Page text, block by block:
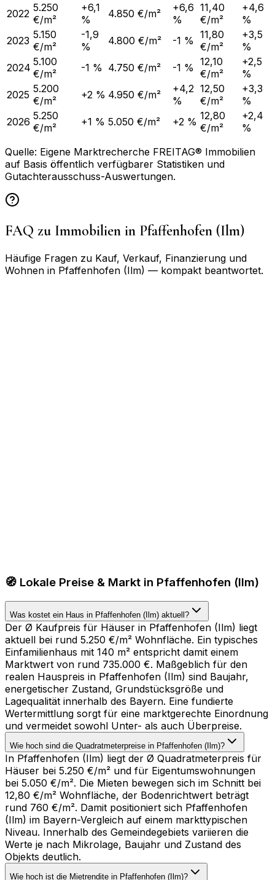
2022 5.250
€/m²
+6,1
%
4.850 €/m²
+6,6
%
11,40
€/m²
+4,6
%
2023 5.150
€/m²
-1,9
%
4.800 €/m² -1 % 11,80
€/m²
+3,5
%
2024 5.100
€/m²
-1 % 4.750 €/m² -1 % 12,10
€/m²
+2,5
%
2025 5.200
€/m²
+2 % 4.950 €/m²
+4,2
%
12,50
€/m²
+3,3
%
2026 5.250
€/m²
+1 % 5.050 €/m² +2 % 12,80
€/m²
+2,4
%
Quelle: Eigene Marktrecherche FREITAG® Immobilien
auf Basis öffentlich verfügbarer Statistiken und
Gutachterausschuss-Auswertungen.
FAQ zu Immobilien in Pfaffenhofen (Ilm)
Häufige Fragen zu Kauf, Verkauf, Finanzierung und
Wohnen in Pfaffenhofen (Ilm) — kompakt beantwortet.
🧭 Lokale Preise & Markt in Pfaffenhofen (Ilm)
Was kostet ein Haus in Pfaffenhofen (Ilm) aktuell?
Der Ø Kaufpreis für Häuser in Pfaffenhofen (Ilm) liegt
aktuell bei rund 5.250 €/m² Wohnfläche. Ein typisches
Einfamilienhaus mit 140 m² entspricht damit einem
Marktwert von rund 735.000 €. Maßgeblich für den
realen Hauspreis in Pfaffenhofen (Ilm) sind Baujahr,
energetischer Zustand, Grundstücksgröße und
Lagequalität innerhalb des Bayern. Eine fundierte
Wertermittlung sorgt für eine marktgerechte Einordnung
und vermeidet sowohl Unter- als auch Überpreise.
Wie hoch sind die Quadratmeterpreise in Pfaffenhofen (Ilm)?
In Pfaffenhofen (Ilm) liegt der Ø Quadratmeterpreis für
Häuser bei 5.250 €/m² und für Eigentumswohnungen
bei 5.050 €/m². Die Mieten bewegen sich im Schnitt bei
12,80 €/m² Wohnfläche, der Bodenrichtwert beträgt
rund 760 €/m². Damit positioniert sich Pfaffenhofen
(Ilm) im Bayern-Vergleich auf einem markttypischen
Niveau. Innerhalb des Gemeindegebiets variieren die
Werte je nach Mikrolage, Baujahr und Zustand des
Objekts deutlich.
Wie hoch ist die Mietrendite in Pfaffenhofen (Ilm)?